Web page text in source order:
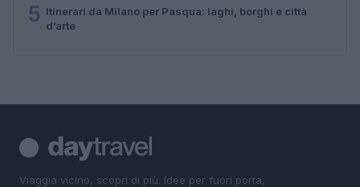
5 Itinerari da Milano per Pasqua: laghi, borghi e città
d’arte
Viaggia vicino, scopri di più. Idee per fuori porta,